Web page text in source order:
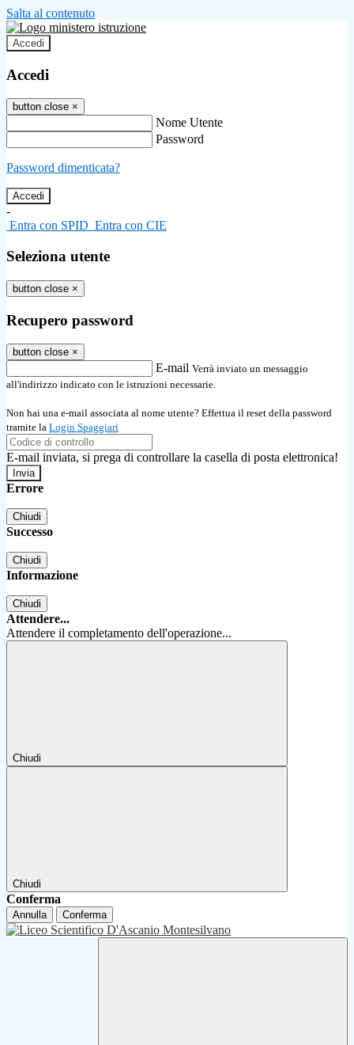
Salta al contenuto
Accedi
Accedi
button close ×
Nome Utente
Password
Password dimenticata?
-
Entra con SPID Entra con CIE
Seleziona utente
button close ×
Recupero password
button close ×
E-mail Verrà inviato un messaggio
all'indirizzo indicato con le istruzioni necessarie.
Non hai una e-mail associata al nome utente? Effettua il reset della password
tramite la Login Spaggiari
E-mail inviata, si prega di controllare la casella di posta elettronica!
Errore
Chiudi
Successo
Chiudi
Informazione
Chiudi
Attendere...
Attendere il completamento dell'operazione...
Chiudi
Chiudi
Conferma
Annulla Conferma